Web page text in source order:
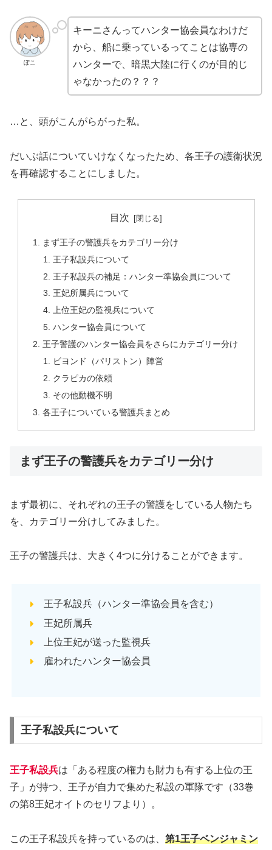
ぽこ
キーニさんってハンター協会員なわけだ
から、船に乗っているってことは協専の
ハンターで、暗黒大陸に行くのが目的じ
ゃなかったの？？？
…と、頭がこんがらがった私。
だいぶ話についていけなくなったため、各王子の護衛状況
を再確認することにしました。
目次
まず王子の警護兵をカテゴリー分け
王子私設兵について
王子私設兵の補足：ハンター準協会員について
王妃所属兵について
上位王妃の監視兵について
ハンター協会員について
王子警護のハンター協会員をさらにカテゴリー分け
ビヨンド（パリストン）陣営
クラピカの依頼
その他動機不明
各王子についている警護兵まとめ
まず王子の警護兵をカテゴリー分け
まず最初に、それぞれの王子の警護をしている人物たち
を、カテゴリー分けしてみました。
王子の警護兵は、大きく4つに分けることができます。
王子私設兵（ハンター準協会員を含む）
王妃所属兵
上位王妃が送った監視兵
雇われたハンター協会員
王子私設兵について
王子私設兵は「ある程度の権力も財力も有する上位の王
子」が持つ、王子が自力で集めた私設の軍隊です（33巻
の第8王妃オイトのセリフより）。
この王子私設兵を持っているのは、 第1王子ベンジャミン